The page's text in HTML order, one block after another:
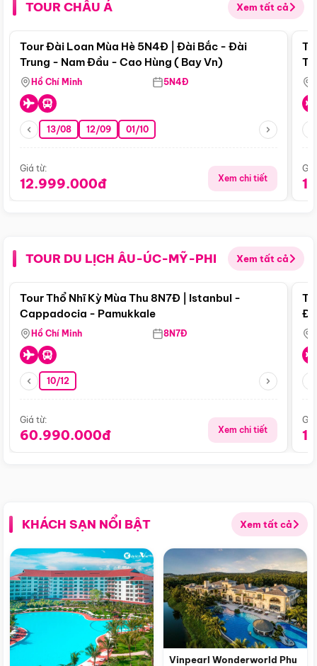
TOUR CHÂU Á Xem tất cả
Điểm nổi bật
Tour Đài Loan Mùa Hè 5N4Đ | Đài Bắc - Đài
Trung - Nam Đầu - Cao Hùng ( Bay Vn)
Hồ Chí Minh 5N4Đ
13/08 12/09 01/10
Giá từ:
12.999.000đ Xem chi tiết
TOUR DU LỊCH ÂU-ÚC-MỸ-PHI Xem tất cả
Điểm nổi bật
Tour Thổ Nhĩ Kỳ Mùa Thu 8N7Đ | Istanbul -
Cappadocia - Pamukkale
Hồ Chí Minh 8N7Đ
10/12
Giá từ:
60.990.000đ Xem chi tiết
KHÁCH SẠN NỔI BẬT Xem tất cả
Vinpearl Wonderworld Phu